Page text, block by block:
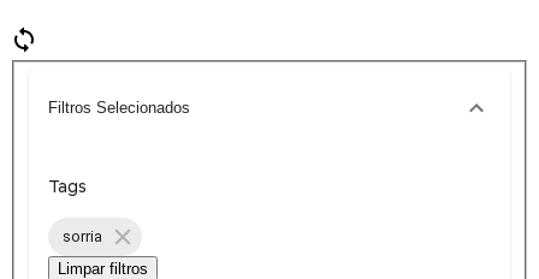
Filtros Selecionados
Tags
sorria
Limpar filtros